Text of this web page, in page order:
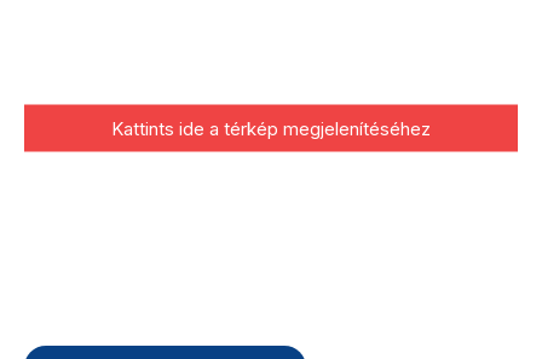
Kattints ide a térkép megjelenítéséhez